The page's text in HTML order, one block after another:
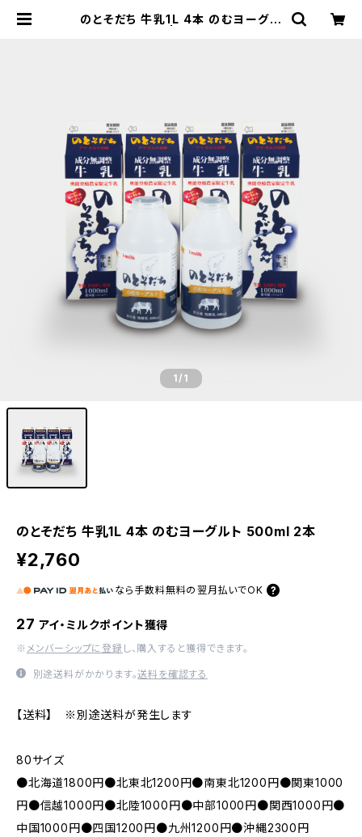
のとそだち 牛乳1L 4本 のむヨーグル
1/1
のとそだち 牛乳1L 4本 のむヨーグルト 500ml 2本
¥2,760
なら 手数料無料の 翌月払いでOK
27 アイ・ミルクポイント獲得
※ メンバーシップに登録 し、購入すると獲得できます。
別途送料がかかります。送料を確認する
【送料】 ※別途送料が発生します
80サイズ
●北海道1800円●北東北1200円●南東北1200円●関東1000
円●信越1000円●北陸1000円●中部1000円●関西1000円●
中国1000円●四国1200円●九州1200円●沖縄2300円